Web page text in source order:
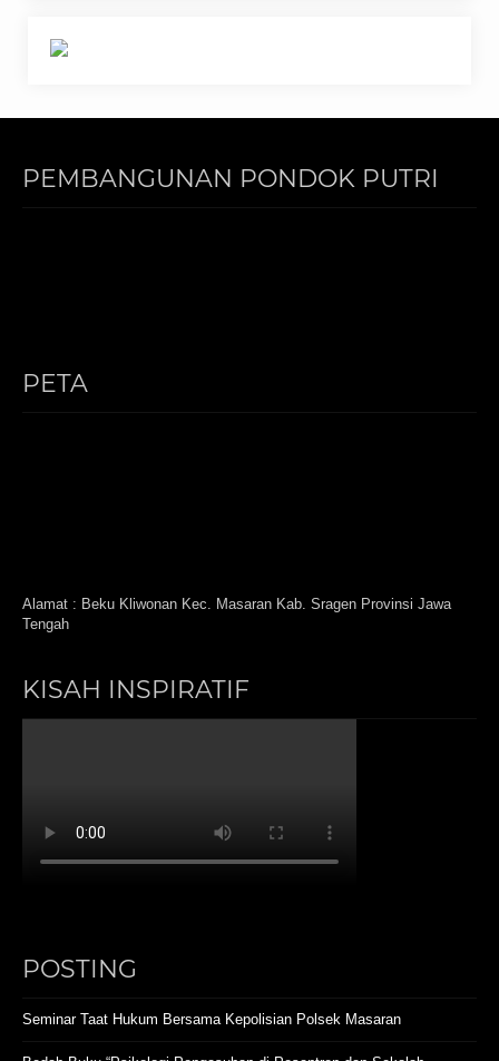
PEMBANGUNAN PONDOK PUTRI
PETA
Alamat : Beku Kliwonan Kec. Masaran Kab. Sragen Provinsi Jawa
Tengah
KISAH INSPIRATIF
POSTING
Seminar Taat Hukum Bersama Kepolisian Polsek Masaran